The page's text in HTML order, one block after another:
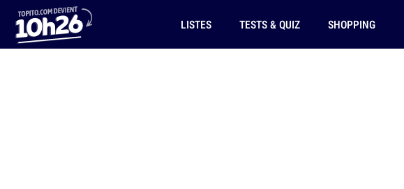
LISTES TESTS & QUIZ SHOPPING